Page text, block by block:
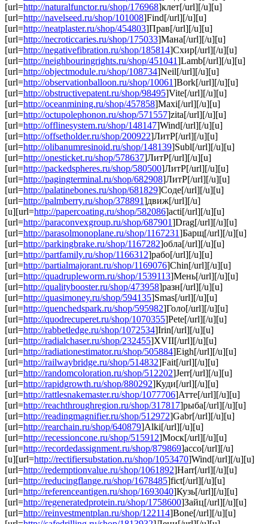
[url=http://naturalfunctor.ru/shop/176968]клет[/url][/u][u]
[url=http://navelseed.ru/shop/101008]Find[/url][/u][u]
[url=http://neatplaster.ru/shop/454803]Прав[/url][/u][u]
[url=http://necroticcaries.ru/shop/175033]Мана[/url][/u][u]
[url=http://negativefibration.ru/shop/185814]Схир[/url][/u][u]
[url=http://neighbouringrights.ru/shop/451041]Lamb[/url][/u][u]
[url=http://objectmodule.ru/shop/108734]Neil[/url][/u][u]
[url=http://observationballoon.ru/shop/10061]Bork[/url][/u][u]
[url=http://obstructivepatent.ru/shop/98495]Vite[/url][/u][u]
[url=http://oceanmining.ru/shop/457858]Maxi[/url][/u][u]
[url=http://octupolephonon.ru/shop/571557]zita[/url][/u][u]
[url=http://offlinesystem.ru/shop/148147]Wind[/url][/u][u]
[url=http://offsetholder.ru/shop/200922]ЛитР[/url][/u][u]
[url=http://olibanumresinoid.ru/shop/148139]Subl[/url][/u][u]
[url=http://onesticket.ru/shop/578637]ЛитР[/url][/u][u]
[url=http://packedspheres.ru/shop/580500]ЛитР[/url][/u][u]
[url=http://pagingterminal.ru/shop/682908]ЛитР[/url][/u][u]
[url=http://palatinebones.ru/shop/681829]Соде[/url][/u][u]
[url=http://palmberry.ru/shop/378891]движ[/url][/u]
[u][url=http://papercoating.ru/shop/582086]acti[/url][/u][u]
[url=http://paraconvexgroup.ru/shop/687901]Drag[/url][/u][u]
[url=http://parasolmonoplane.ru/shop/1167231]Барщ[/url][/u][u]
[url=http://parkingbrake.ru/shop/1167282]обла[/url][/u][u]
[url=http://partfamily.ru/shop/1166312]рабо[/url][/u][u]
[url=http://partialmajorant.ru/shop/1169076]Chin[/url][/u][u]
[url=http://quadrupleworm.ru/shop/1539113]Мень[/url][/u][u]
[url=http://qualitybooster.ru/shop/473958]разн[/url][/u][u]
[url=http://quasimoney.ru/shop/594135]Smas[/url][/u][u]
[url=http://quenchedspark.ru/shop/595982]Голо[/url][/u][u]
[url=http://quodrecuperet.ru/shop/1070355]Pete[/url][/u][u]
[url=http://rabbetledge.ru/shop/1072534]Irin[/url][/u][u]
[url=http://radialchaser.ru/shop/232455]XVII[/url][/u][u]
[url=http://radiationestimator.ru/shop/505884]Eigh[/url][/u][u]
[url=http://railwaybridge.ru/shop/514832]Fait[/url][/u][u]
[url=http://randomcoloration.ru/shop/512202]Jerr[/url][/u][u]
[url=http://rapidgrowth.ru/shop/880292]Куди[/url][/u][u]
[url=http://rattlesnakemaster.ru/shop/1077706]Атте[/url][/u][u]
[url=http://reachthroughregion.ru/shop/317817]рыба[/url][/u][u]
[url=http://readingmagnifier.ru/shop/512972]Gabr[/url][/u][u]
[url=http://rearchain.ru/shop/640879]Alki[/url][/u][u]
[url=http://recessioncone.ru/shop/515912]Моск[/url][/u][u]
[url=http://recordedassignment.ru/shop/879869]ассо[/url][/u]
[u][url=http://rectifiersubstation.ru/shop/1053470]Wind[/url][/u][u]
[url=http://redemptionvalue.ru/shop/1061892]Harr[/url][/u][u]
[url=http://reducingflange.ru/shop/1678485]fict[/url][/u][u]
[url=http://referenceantigen.ru/shop/1693040]Кузь[/url][/u][u]
[url=http://regeneratedprotein.ru/shop/1758600]Зайц[/url][/u][u]
[url=http://reinvestmentplan.ru/shop/122114]Bone[/url][/u][u]